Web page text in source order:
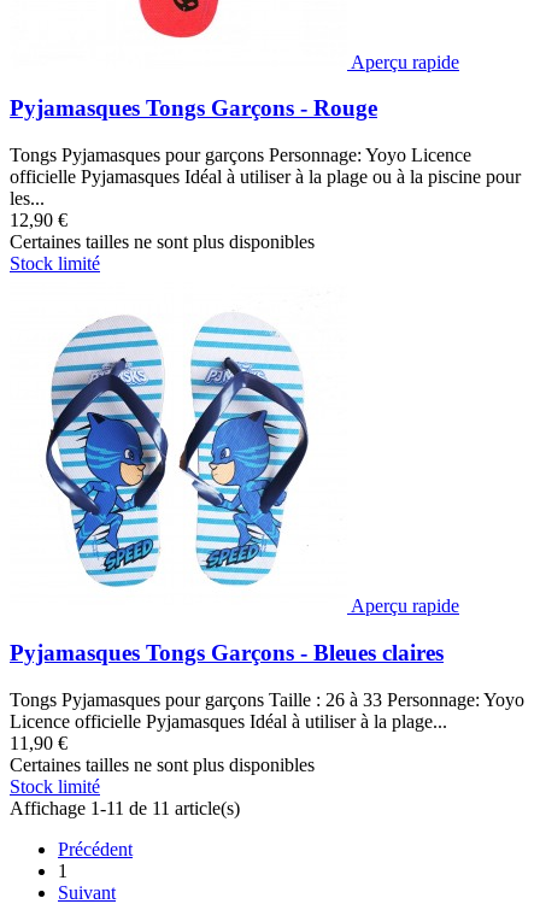
Aperçu rapide
Pyjamasques Tongs Garçons - Rouge
Tongs Pyjamasques pour garçons Personnage: Yoyo Licence
officielle Pyjamasques Idéal à utiliser à la plage ou à la piscine pour
les...
12,90 €
Certaines tailles ne sont plus disponibles
Stock limité
Aperçu rapide
Pyjamasques Tongs Garçons - Bleues claires
Tongs Pyjamasques pour garçons Taille : 26 à 33 Personnage: Yoyo
Licence officielle Pyjamasques Idéal à utiliser à la plage...
11,90 €
Certaines tailles ne sont plus disponibles
Stock limité
Affichage 1-11 de 11 article(s)
Précédent
1
Suivant